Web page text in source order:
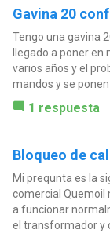
Gavina 20
Tengo una gavina
llegado a poner
varios años y el
mandos y se
1 respuesta
Bloqueo de
Mi prequnta es la
comercial Quemoil
a funcionar
el transformador y